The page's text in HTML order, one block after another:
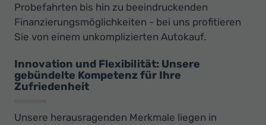
Probefahrten bis hin zu beeindruckenden
Finanzierungsmöglichkeiten - bei uns profitieren
Sie von einem unkomplizierten Autokauf.
Innovation und Flexibilität: Unsere
gebündelte Kompetenz für Ihre
Zufriedenheit
Unsere herausragenden Merkmale liegen in